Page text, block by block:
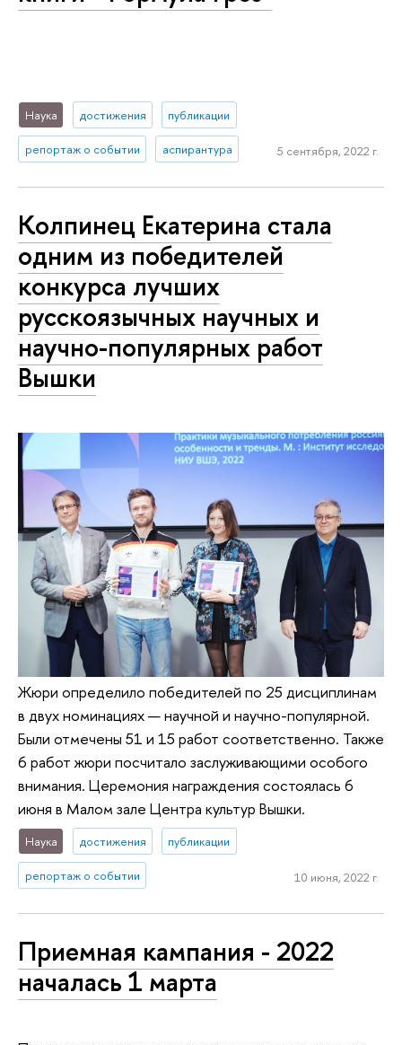
Наука достижения публикации
репортаж о событии аспирантура 5 сентября, 2022 г.
Колпинец Екатерина стала
одним из победителей
конкурса лучших
русскоязычных научных и
научно-популярных работ
Вышки
Жюри определило победителей по 25 дисциплинам
в двух номинациях — научной и научно-популярной.
Были отмечены 51 и 15 работ соответственно. Также
6 работ жюри посчитало заслуживающими особого
внимания. Церемония награждения состоялась 6
июня в Малом зале Центра культур Вышки.
Наука достижения публикации
репортаж о событии 10 июня, 2022 г.
Приемная кампания - 2022
началась 1 марта